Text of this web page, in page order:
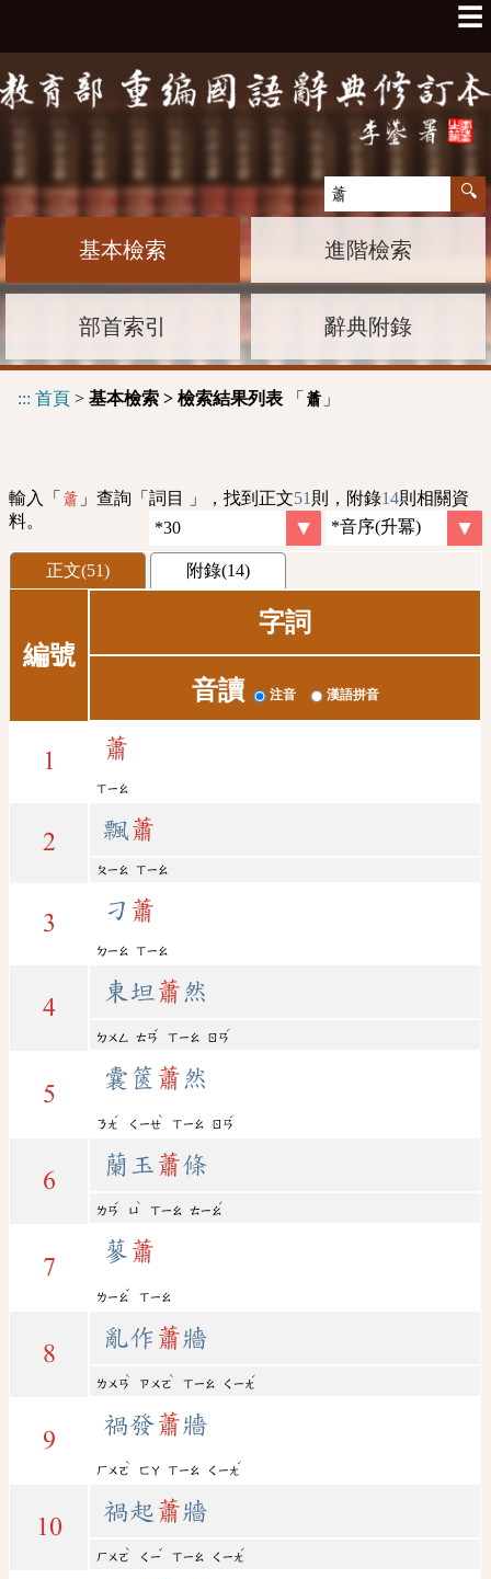
☰
基本檢索 進階檢索
部首索引 辭典附錄
::: 首頁 > 基本檢索 > 檢索結果列表 「 蕭 」
輸入「 蕭 」查詢「詞目 」，找到正文51 則，附錄14則相關資
料。
正文(51) 附錄(14)
編號
字詞
音讀 注音 漢語拼音
1 蕭
ㄒㄧㄠ
2 飄蕭
ㄆㄧㄠ ㄒㄧㄠ
3 刁 蕭
ㄉㄧㄠ ㄒㄧㄠ
4
東坦蕭 然
ㄉㄨㄥ ㄊㄢ
ˇ
ㄒㄧㄠ ㄖㄢ
ˊ
5
囊篋 蕭 然
ㄋㄤ
ˊ
ㄑㄧㄝ
ˋ
ㄒㄧㄠ ㄖㄢ
ˊ
6
蘭玉 蕭條
ㄌㄢ
ˊ
ㄩ
ˋ
ㄒㄧㄠ ㄊㄧㄠ
ˊ
7
蓼 蕭
ㄌㄧㄠ
ˇ
ㄒㄧㄠ
8
亂作 蕭牆
ㄌㄨㄢ
ˋ
ㄗㄨㄛ
ˋ
ㄒㄧㄠ ㄑㄧㄤ
ˊ
9
禍發蕭牆
ㄏㄨㄛ
ˋ
ㄈㄚ ㄒㄧㄠ ㄑㄧㄤ
ˊ
10
禍起 蕭牆
ㄏㄨㄛ
ˋ
ㄑㄧ
ˇ
ㄒㄧㄠ ㄑㄧㄤ
ˊ